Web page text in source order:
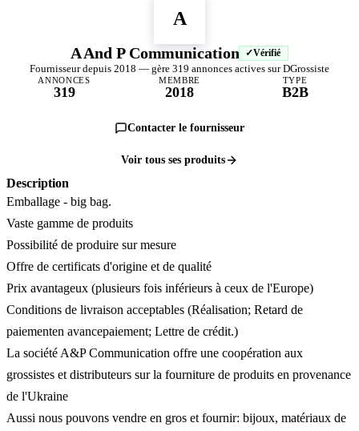
A
A And P Communication Vérifié
Fournisseur depuis 2018 — gère 319 annonces actives sur DGrossiste
ANNONCES
319
MEMBRE
2018
TYPE
B2B
Contacter le fournisseur
Voir tous ses produits
Description
Emballage - big bag.
Vaste gamme de produits
Possibilité de produire sur mesure
Offre de certificats d'origine et de qualité
Prix avantageux (plusieurs fois inférieurs à ceux de l'Europe)
Conditions de livraison acceptables (Réalisation; Retard de
paiementen avancepaiement; Lettre de crédit.)
La société A&P Communication offre une coopération aux
grossistes et distributeurs sur la fourniture de produits en provenance
de l'Ukraine
Aussi nous pouvons vendre en gros et fournir: bijoux, matériaux de